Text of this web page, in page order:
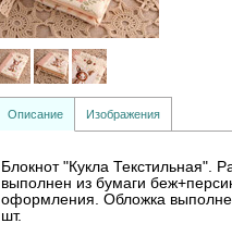
Описание Изображения
Блокнот "Кукла Текстильная".
выполнен из бумаги
оформления. Обложка
шт.